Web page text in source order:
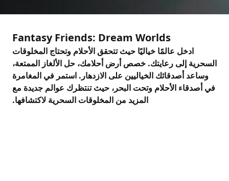
Fantasy Friends: Dream Worlds
ادخل عالمًا خياليًا حيث تتحقق الأحلام وتحتاج المخلوقات
السحرية إلى رعايتك. خصص أرض أحلامك، حل الألغاز الممتعة،
وساعد أصدقائك الخياليين على الازدهار. استمر في المغامرة
في أصدقاء الأحلام وتحت البحر، حيث تنتظرك عوالم جديدة مع
المزيد من المخلوقات السحرية لاكتشافها.